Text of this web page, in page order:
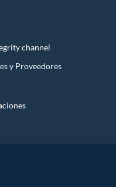
channel
y Proveedores